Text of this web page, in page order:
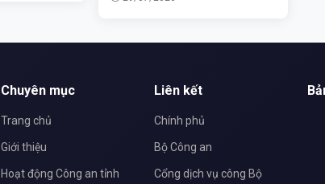
Chuyên mục
Trang chủ
Giới thiệu
Hoạt động Công an tỉnh
Liên kết
Chính phủ
Bộ Công an
Cổng dịch vụ công Bộ